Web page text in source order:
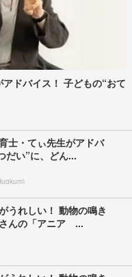
ドバイス！ 子どもの“おて
士・てぃ先生がアドバ
だい”に、どん...
うれしい！ 動物の鳴き
んの「アニア ...